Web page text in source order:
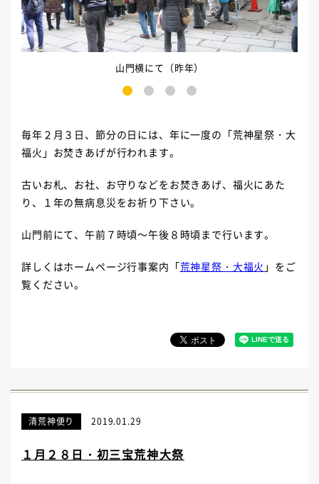
山門横にて（昨年）
3 4
毎年２月３日、節分の日には、年に一度の「荒神星祭・大
福火」お焚きあげが行われます。
古いお札、お社、お守りなどをお焚きあげ、福火にあた
り、１年の無病息災をお祈り下さい。
山門前にて、午前７時頃～午後８時頃まで行います。
詳しくはホームページ行事案内「荒神星祭・大福火 」をご
覧ください。
清荒神便り 2019.01.29
１月２８日・初三宝荒神大祭